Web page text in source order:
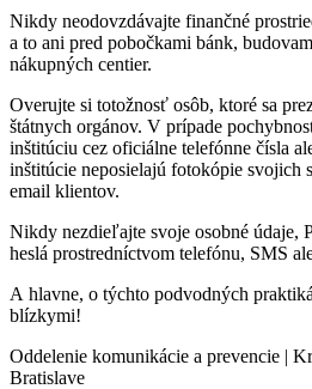
Nikdy neodovzdávajte finančné
a to ani pred pobočkami bánk,
nákupných centier.
Overujte si totožnosť osôb, ktoré sa
štátnych orgánov. V prípade
inštitúciu cez oficiálne telefónne čísla
inštitúcie neposielajú fotokópie svojich
email klientov.
Nikdy nezdieľajte svoje osobné údaje,
heslá prostredníctvom telefónu, SMS
A hlavne, o týchto podvodných
blízkymi!
Oddelenie komunikácie a prevencie |
Bratislave